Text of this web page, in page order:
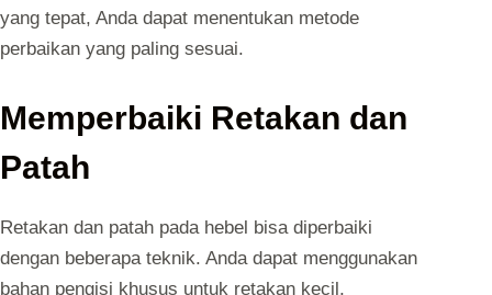
yang tepat, Anda dapat menentukan metode
perbaikan yang paling sesuai.
Memperbaiki Retakan dan
Patah
Retakan dan patah pada hebel bisa diperbaiki
dengan beberapa teknik. Anda dapat menggunakan
bahan pengisi khusus untuk retakan kecil,